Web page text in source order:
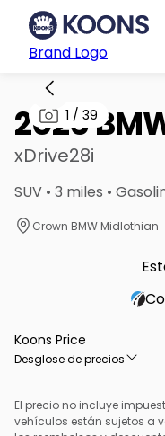
Brand Logo
1 / 39
2026
xDrive28i
SUV • 3 miles •
Crown BMW Midlothian
Koons Price
Desglose de precios
El precio no incluye
vehículos están sujetos a